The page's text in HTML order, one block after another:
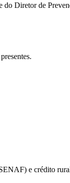
Diretor de
e crédito